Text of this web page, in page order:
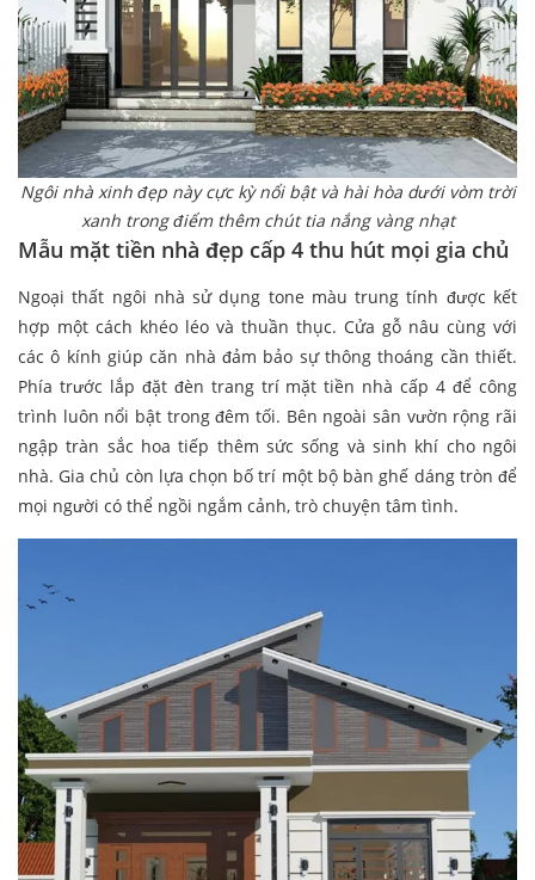
Ngôi nhà xinh đẹp này cực kỳ nổi bật và hài hòa dưới vòm trời
xanh trong điểm thêm chút tia nắng vàng nhạt
Mẫu mặt tiền nhà đẹp cấp 4 thu hút mọi gia chủ
Ngoại thất ngôi nhà sử dụng tone màu trung tính được kết
hợp một cách khéo léo và thuần thục. Cửa gỗ nâu cùng với
các ô kính giúp căn nhà đảm bảo sự thông thoáng cần thiết.
Phía trước lắp đặt đèn trang trí mặt tiền nhà cấp 4 để công
trình luôn nổi bật trong đêm tối. Bên ngoài sân vườn rộng rãi
ngập tràn sắc hoa tiếp thêm sức sống và sinh khí cho ngôi
nhà. Gia chủ còn lựa chọn bố trí một bộ bàn ghế dáng tròn để
mọi người có thể ngồi ngắm cảnh, trò chuyện tâm tình.